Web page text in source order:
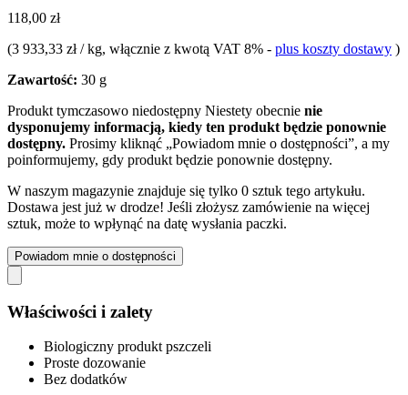
118,00 zł
(3 933,33 zł / kg, włącznie z kwotą VAT 8% - plus koszty dostawy )
Zawartość: 30 g
Produkt tymczasowo niedostępny Niestety obecnie nie
dysponujemy informacją, kiedy ten produkt będzie ponownie
dostępny. Prosimy kliknąć „Powiadom mnie o dostępności”, a my
poinformujemy, gdy produkt będzie ponownie dostępny.
W naszym magazynie znajduje się tylko 0 sztuk tego artykułu.
Dostawa jest już w drodze! Jeśli złożysz zamówienie na więcej
sztuk, może to wpłynąć na datę wysłania paczki.
Powiadom mnie o dostępności
Właściwości i zalety
Biologiczny produkt pszczeli
Proste dozowanie
Bez dodatków